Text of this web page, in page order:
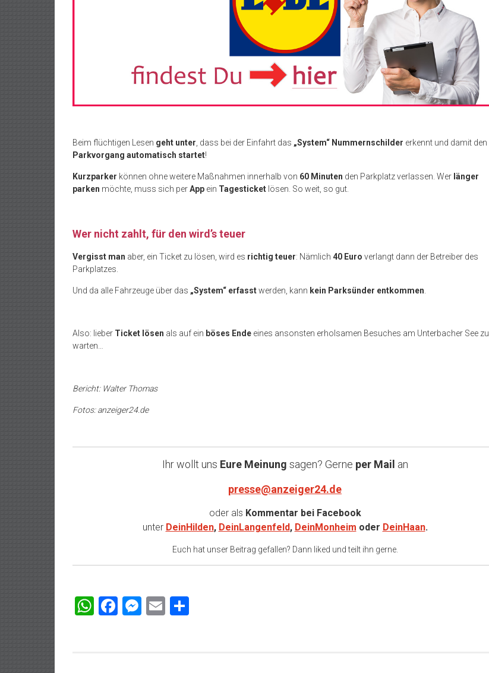
Beim flüchtigen Lesen geht unter , dass bei der Einfahrt das „System“ Nummernschilder erkennt und damit den
Parkvorgang automatisch startet!
Kurzparker können ohne weitere Maßnahmen innerhalb von 60 Minuten den Parkplatz verlassen. Wer länger
parken möchte, muss sich perApp ein Tagesticket lösen. So weit, so gut.
Wer nicht zahlt, für den wird’s teuer
Vergisst man aber, ein Ticket zu lösen, wird es richtig teuer: Nämlich 40 Euro verlangt dann der Betreiber des
Parkplatzes.
Und da alle Fahrzeuge über das „System“ erfasstwerden, kann kein Parksünder entkommen
Also: lieber Ticket lösen als auf ein böses Ende eines ansonsten erholsamen Besuches am Unterbacher See zu
warten…
Bericht: Walter Thomas
Fotos: anzeiger24.de
Ihr wollt uns Eure Meinung sagen? Gerne per Mail an
presse@anzeiger24.de
oder als Kommentar bei Facebook
unter DeinHilden, DeinLangenfeld, DeinMonheim oder DeinHaan.
Euch hat unser Beitrag gefallen? Dann liked und teilt ihn gerne.
WhatsApp
Facebook
Messenger
Email